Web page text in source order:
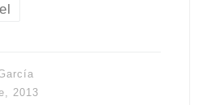
2013